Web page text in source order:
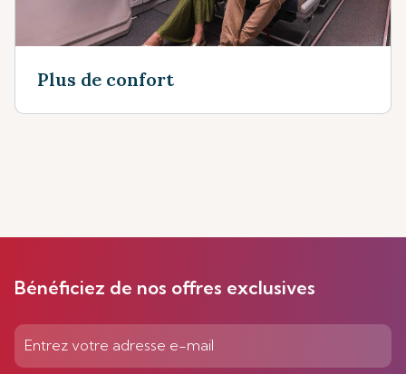
Plus de confort
Bénéficiez de nos offres exclusives